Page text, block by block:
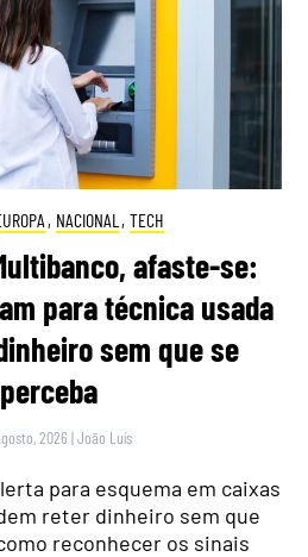
, NACIONAL , TECH
afaste-se:
para técnica usada
sem que se
2026 |João Luís
para esquema em caixas
reter dinheiro sem que
reconhecer os sinais